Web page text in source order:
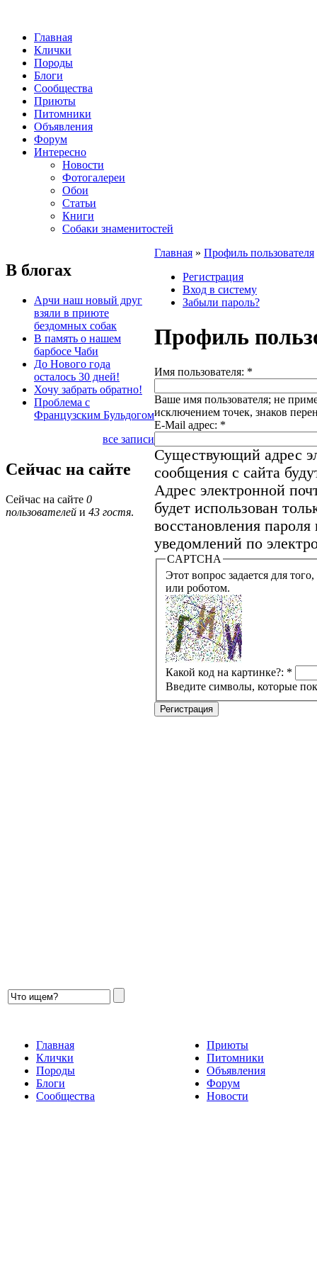
Главная
Клички
Породы
Блоги
Сообщества
Приюты
Питомники
Объявления
Форум
Интересно
Новости
Фотогалереи
Обои
Статьи
Книги
Собаки знаменитостей
В блогах
Арчи наш новый друг
взяли в приюте
бездомных собак
В память о нашем
барбосе Чаби
До Нового года
осталось 30 дней!
Хочу забрать обратно!
Проблема с
Французским Бульдогом
все записи
Сейчас на сайте
Сейчас на сайте 0
пользователей и 43 гостя.
Главная » Профиль пользователя
Регистрация
Вход в систему
Забыли пароль?
Профиль
Имя пользователя: *
Ваше имя пользователя; не
исключением точек, знаков
E-Mail адрес: *
Существующий адрес
сообщения с сайта
Адрес электронной
будет использован
восстановления
уведомлений по
CAPTCHA
Этот вопрос задается для того,
или роботом.
Какой код на картинке?: *
Введите символы, которые
Главная
Клички
Породы
Блоги
Сообщества
Приюты
Питомники
Объявления
Форум
Новости